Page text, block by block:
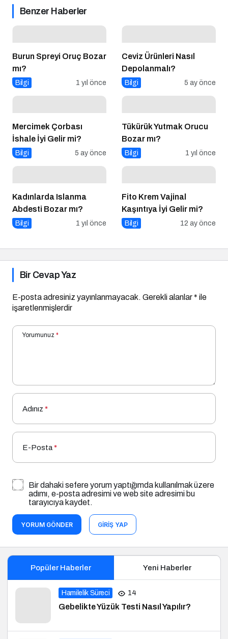
Benzer Haberler
Burun Spreyi Oruç Bozar
mı?
Bilgi 1 yıl önce
Ceviz Ürünleri Nasıl
Depolanmalı?
Bilgi 5 ay önce
Mercimek Çorbası
İshale İyi Gelir mi?
Bilgi 5 ay önce
Tükürük Yutmak Orucu
Bozar mı?
Bilgi 1 yıl önce
Kadınlarda Islanma
Abdesti Bozar mı?
Bilgi 1 yıl önce
Fito Krem Vajinal
Kaşıntıya İyi Gelir mi?
Bilgi 12 ay önce
Bir Cevap Yaz
E-posta adresiniz yayınlanmayacak. Gerekli alanlar* ile
işaretlenmişlerdir
Yorumunuz *
Adınız *
E-Posta*
Bir dahaki sefere yorum yaptığımda kullanılmak üzere
adımı, e-posta adresimi ve web site adresimi bu
tarayıcıya kaydet.
YORUM GÖNDER GIRIŞ YAP
Popüler Haberler Yeni Haberler
Hamilelik Süreci 14
Gebelikte Yüzük Testi Nasıl Yapılır?